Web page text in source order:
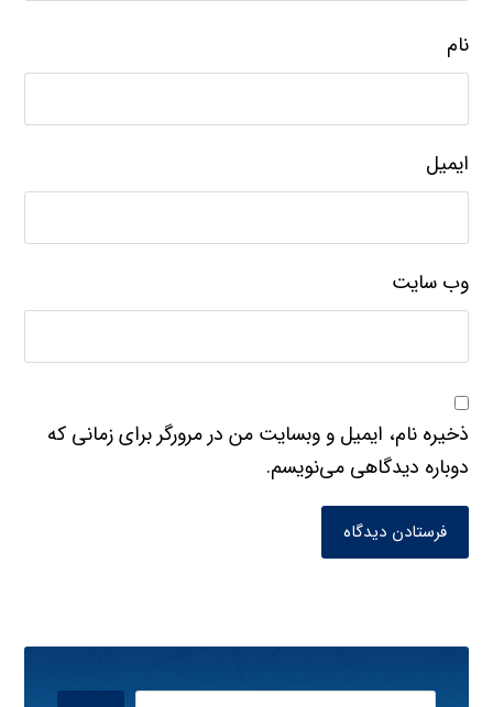
نام
ایمیل
وب‌ سایت
ذخیره نام، ایمیل و وبسایت من در مرورگر برای زمانی که
دوباره دیدگاهی می‌نویسم.
فرستادن دیدگاه